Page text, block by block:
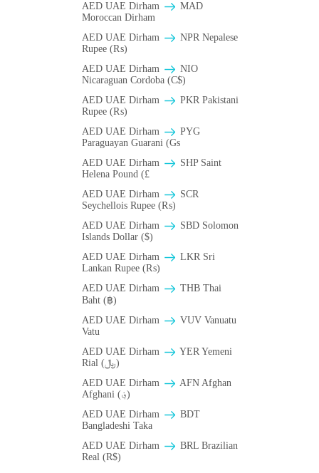
AED UAE Dirham
MAD
Moroccan Dirham
AED UAE Dirham
NPR Nepalese
Rupee (₨)
AED UAE Dirham
NIO
Nicaraguan Cordoba (C$)
AED UAE Dirham
PKR Pakistani
Rupee (₨)
AED UAE Dirham
PYG
Paraguayan Guarani (Gs
AED UAE Dirham
SHP Saint
Helena Pound (£
AED UAE Dirham
SCR
Seychellois Rupee (₨)
AED UAE Dirham
SBD Solomon
Islands Dollar ($)
AED UAE Dirham
LKR Sri
Lankan Rupee (₨)
AED UAE Dirham
THB Thai
Baht (฿)
AED UAE Dirham
VUV Vanuatu
Vatu
AED UAE Dirham
YER Yemeni
Rial (﷼)
AED UAE Dirham
AFN Afghan
Afghani (؋)
AED UAE Dirham
BDT
Bangladeshi Taka
AED UAE Dirham
BRL Brazilian
Real (R$)